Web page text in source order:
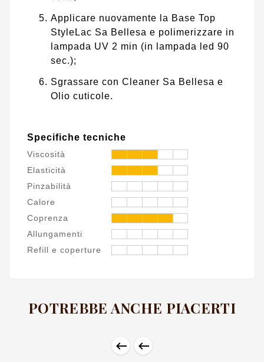
Applicare nuovamente la Base Top
StyleLac Sa Bellesa e polimerizzare in
lampada UV 2 min (in lampada led 90
sec.);
Sgrassare con Cleaner Sa Bellesa e
Olio cuticole.
Specifiche tecniche
Viscosità
Elasticità
Pinzabilità
Calore
Coprenza
Allungamenti
Refill e coperture
POTREBBE ANCHE PIACERTI
 